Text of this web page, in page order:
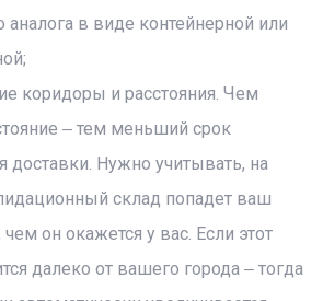
аналога в виде контейнерной или
коридоры и расстояния. Чем
‒ тем меньший срок
доставки. Нужно учитывать, на
склад попадет ваш
он окажется у вас. Если этот
далеко от вашего города ‒ тогда